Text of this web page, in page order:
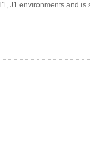
J1 environments and is